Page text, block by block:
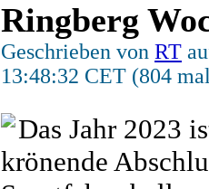
Ringberg
Geschrieben von RT
13:48:32 CET (804
Das Jahr 2023
krönende